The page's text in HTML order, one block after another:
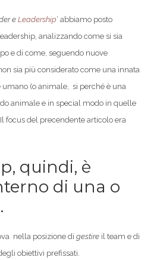
e Leadership‘ abbiamo posto
analizzando come si sia
e di come, seguendo nuove
sia più considerato come una innata
umano (o animale, si perché è una
animale e in special modo in quelle
focus del precendente articolo era
quindi, è
di una o
nella posizione di gestire il team e di
obiettivi prefissati.